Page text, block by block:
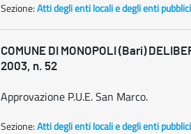
Sezione:Atti degli enti locali e degli enti
COMUNE DI MONOPOLI (Bari)
2003, n. 52
Approvazione P.U.E. San Marco.
Sezione:Atti degli enti locali e degli enti